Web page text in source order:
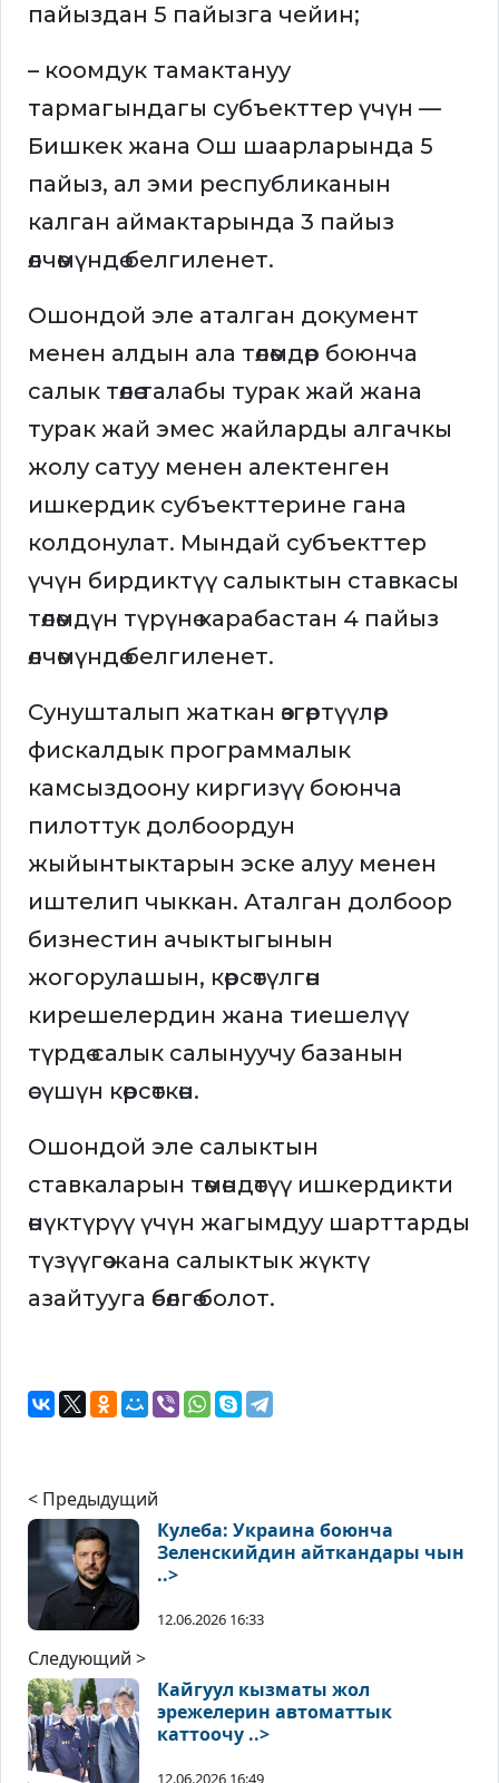
пайыздан 5 пайызга чейин;
– коомдук тамактануу
тармагындагы субъекттер үчүн —
Бишкек жана Ош шаарларында 5
пайыз, ал эми республиканын
калган аймактарында 3 пайыз
өлчөмүндө белгиленет.
Ошондой эле аталган документ
менен алдын ала төлөмдөр боюнча
салык төлөө талабы турак жай жана
турак жай эмес жайларды алгачкы
жолу сатуу менен алектенген
ишкердик субъекттерине гана
колдонулат. Мындай субъекттер
үчүн бирдиктүү салыктын ставкасы
төлөмдүн түрүнө карабастан 4 пайыз
өлчөмүндө белгиленет.
Сунушталып жаткан өзгөртүүлөр
фискалдык программалык
камсыздоону киргизүү боюнча
пилоттук долбоордун
жыйынтыктарын эске алуу менен
иштелип чыккан. Аталган долбоор
бизнестин ачыктыгынын
жогорулашын, көрсөтүлгөн
кирешелердин жана тиешелүү
түрдө салык салынуучу базанын
өсүшүн көрсөткөн.
Ошондой эле салыктын
ставкаларын төмөндөтүү ишкердикти
өнүктүрүү үчүн жагымдуу шарттарды
түзүүгө жана салыктык жүктү
азайтууга өбөлгө болот.
< Предыдущий
Кулеба: Украина боюнча
Зеленскийдин айткандары чын
..>
12.06.2026 16:33
Следующий >
Кайгуул кызматы жол
эрежелерин автоматтык
каттоочу ..>
12.06.2026 16:49